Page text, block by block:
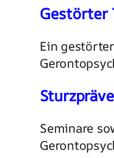
Gestörter
Ein
Seminare